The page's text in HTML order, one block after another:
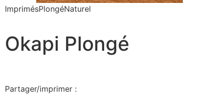
ImprimésPlongéNaturel
Okapi Plongé
Partager/imprimer :